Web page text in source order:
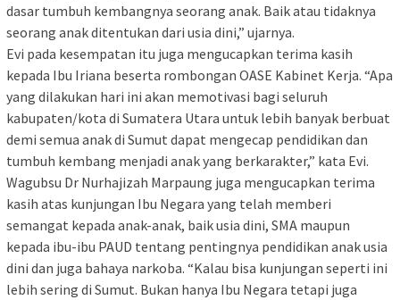
dasar tumbuh kembangnya seorang anak. Baik atau tidaknya
seorang anak ditentukan dari usia dini,” ujarnya.
Evi pada kesempatan itu juga mengucapkan terima kasih
kepada Ibu Iriana beserta rombongan OASE Kabinet Kerja. “Apa
yang dilakukan hari ini akan memotivasi bagi seluruh
kabupaten/kota di Sumatera Utara untuk lebih banyak berbuat
demi semua anak di Sumut dapat mengecap pendidikan dan
tumbuh kembang menjadi anak yang berkarakter,” kata Evi.
Wagubsu Dr Nurhajizah Marpaung juga mengucapkan terima
kasih atas kunjungan Ibu Negara yang telah memberi
semangat kepada anak-anak, baik usia dini, SMA maupun
kepada ibu-ibu PAUD tentang pentingnya pendidikan anak usia
dini dan juga bahaya narkoba. “Kalau bisa kunjungan seperti ini
lebih sering di Sumut. Bukan hanya Ibu Negara tetapi juga